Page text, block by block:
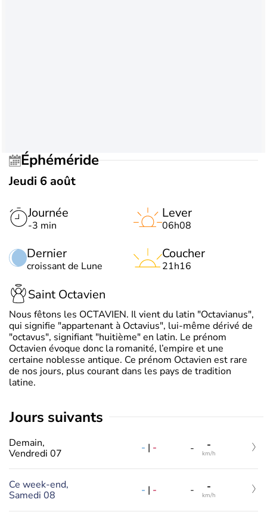
Éphéméride
Jeudi 6 août
Journée
-3 min
Dernier
croissant de Lune
Lever
06h08
Coucher
21h16
Saint Octavien
Nous fêtons les OCTAVIEN. Il vient du latin "Octavianus",
qui signifie "appartenant à Octavius", lui-même dérivé de
"octavus", signifiant "huitième" en latin. Le prénom
Octavien évoque donc la romanité, l’empire et une
certaine noblesse antique. Ce prénom Octavien est rare
de nos jours, plus courant dans les pays de tradition
latine.
jours suivants
Demain,
Vendredi 07
- | - - -
km/h
Ce week-end,
Samedi 08
- | - - -
km/h